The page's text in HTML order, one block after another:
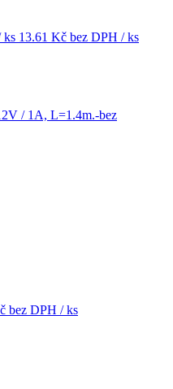
ks 13.61 Kč bez DPH / ks
/ 1A, L=1.4m.-bez
bez DPH / ks